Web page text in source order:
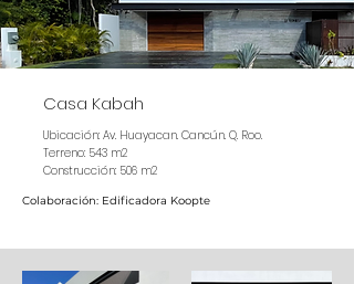
Casa Kabah
Ubicación: Av. Huayacan. Cancún. Q. Roo.
Terreno: 543 m2
Construcción: 506 m2
Colaboración: Edificadora Koopte